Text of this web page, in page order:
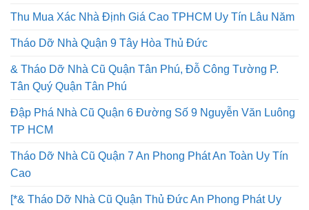
Thu Mua Xác Nhà Định Giá Cao TPHCM Uy Tín Lâu Năm
Tháo Dỡ Nhà Quận 9 Tây Hòa Thủ Đức
& Tháo Dỡ Nhà Cũ Quận Tân Phú, Đỗ Công Tường P.
Tân Quý Quận Tân Phú
Đập Phá Nhà Cũ Quận 6 Đường Số 9 Nguyễn Văn Luông
TP HCM
Tháo Dỡ Nhà Cũ Quận 7 An Phong Phát An Toàn Uy Tín
Cao
[*& Tháo Dỡ Nhà Cũ Quận Thủ Đức An Phong Phát Uy